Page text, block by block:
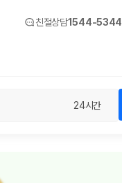
친절상담1544-5344
24시간